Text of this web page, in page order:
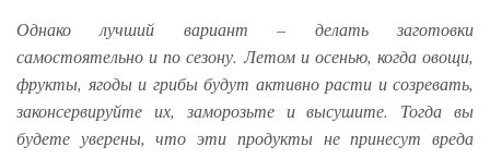
Однако лучший вариант – делать заготовки
самостоятельно и по сезону. Летом и осенью, когда овощи,
фрукты, ягоды и грибы будут активно расти и созревать,
законсервируйте их, заморозьте и высушите. Тогда вы
будете уверены, что эти продукты не принесут вреда